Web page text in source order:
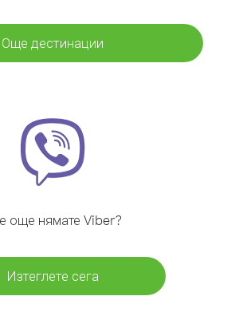
Още дестинации
още нямате Viber?
Изтеглете сега